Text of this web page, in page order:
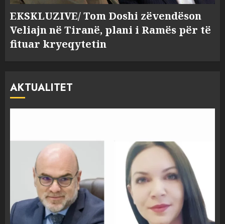
EKSKLUZIVE/ Tom Doshi zëvendëson
Veliajn në Tiranë, plani i Ramës për të
fituar kryeqytetin
AKTUALITET